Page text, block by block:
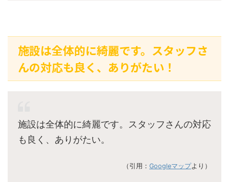
施設は全体的に綺麗です。スタッフさ
んの対応も良く、ありがたい！
施設は全体的に綺麗です。スタッフさんの対応
も良く、ありがたい。
（引用： Googleマップより）